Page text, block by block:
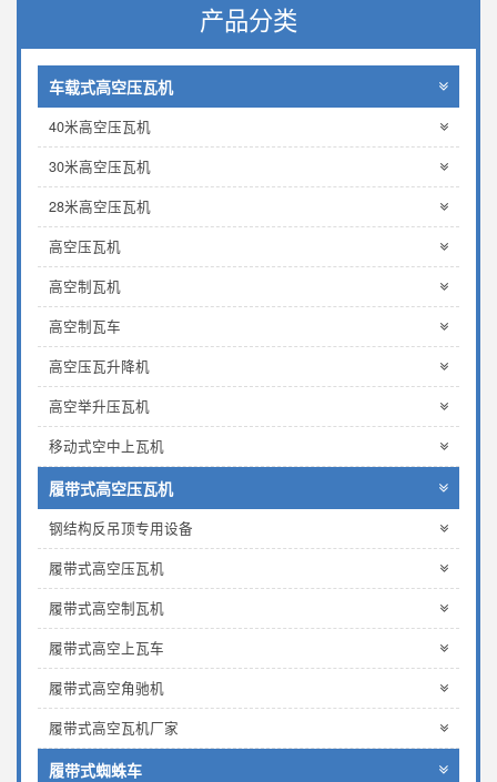
产品分类
车载式高空压瓦机
40米高空压瓦机
30米高空压瓦机
28米高空压瓦机
高空压瓦机
高空制瓦机
高空制瓦车
高空压瓦升降机
高空举升压瓦机
移动式空中上瓦机
履带式高空压瓦机
钢结构反吊顶专用设备
履带式高空压瓦机
履带式高空制瓦机
履带式高空上瓦车
履带式高空角驰机
履带式高空瓦机厂家
履带式蜘蛛车